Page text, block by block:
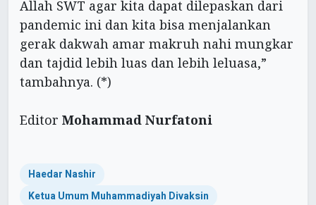
Allah SWT agar kita dapat dilepaskan dari
pandemic ini dan kita bisa menjalankan
gerak dakwah amar makruh nahi mungkar
dan tajdid lebih luas dan lebih leluasa,”
tambahnya. (*)
Editor Mohammad Nurfatoni
Haedar Nashir
Ketua Umum Muhammadiyah Divaksin